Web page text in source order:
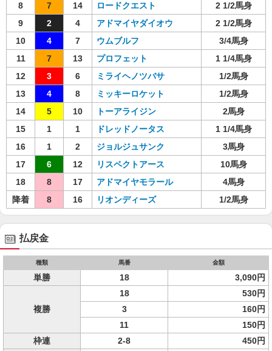
8
7 14 ロードクエスト
2 1/2馬身
9
2 4 アドマイヤダイオウ
2 1/2馬身
10
4 7 ウムブルフ
3/4馬身
11
7 13 プロフェット
1 1/4馬身
12
3 6 ミライヘノツバサ
1/2馬身
13
4 8 ミッキーロケット
1/2馬身
14
5 10 トーアライジン
2馬身
15
1 1 ドレッドノータス
1 1/4馬身
16
1 2 ジョルジュサンク
3馬身
17
6 12 リスペクトアース
10馬身
18
8 17 アドマイヤモラール
4馬身
降着
8 16 リオンディーズ 1/2馬身
払戻金
種類 馬番 金額
単勝 18 3,090円
複勝
18
530円
3
160円
11
150円
枠連
2-8
450円